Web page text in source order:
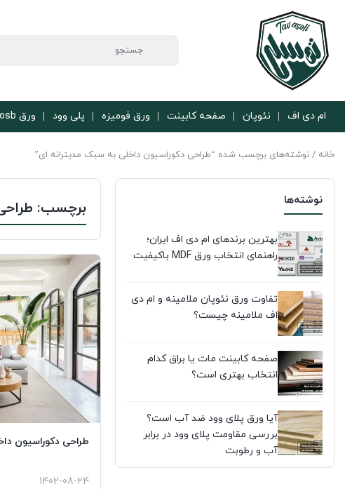
ام دی اف نئوپان صفحه کابینت ورق فومیزه پلی وود ورق osb
خانه / نوشته‌های برچسب شده “طراحی دکوراسیون داخلی به سبک مدیترانه ای”
نوشته‌ها
بهترین برندهای ام دی اف ایران؛
راهنمای انتخاب ورق MDF باکیفیت
تفاوت ورق نئوپان ملامینه و ام دی
اف ملامینه چیست؟
صفحه کابینت مات یا براق کدام
انتخاب بهتری است؟
آیا ورق پلای وود ضد آب است؟
بررسی مقاومت پلای وود در برابر
آب و رطوبت
برچسب:
طراحی دکوراسیون
1402-08-24